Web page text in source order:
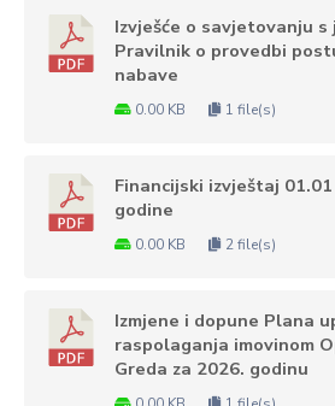
Izvješće o savjetovanju s
Pravilnik o provedbi
nabave
0.00 KB 1 file(s)
Financijski izvještaj
godine
0.00 KB 2 file(s)
Izmjene i dopune Plana
raspolaganja imovinom
Greda za 2026. godinu